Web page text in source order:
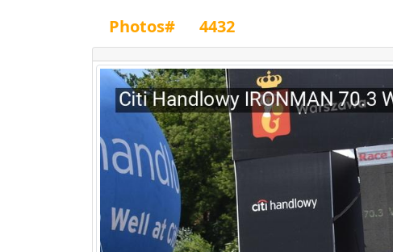
Photos# 4432